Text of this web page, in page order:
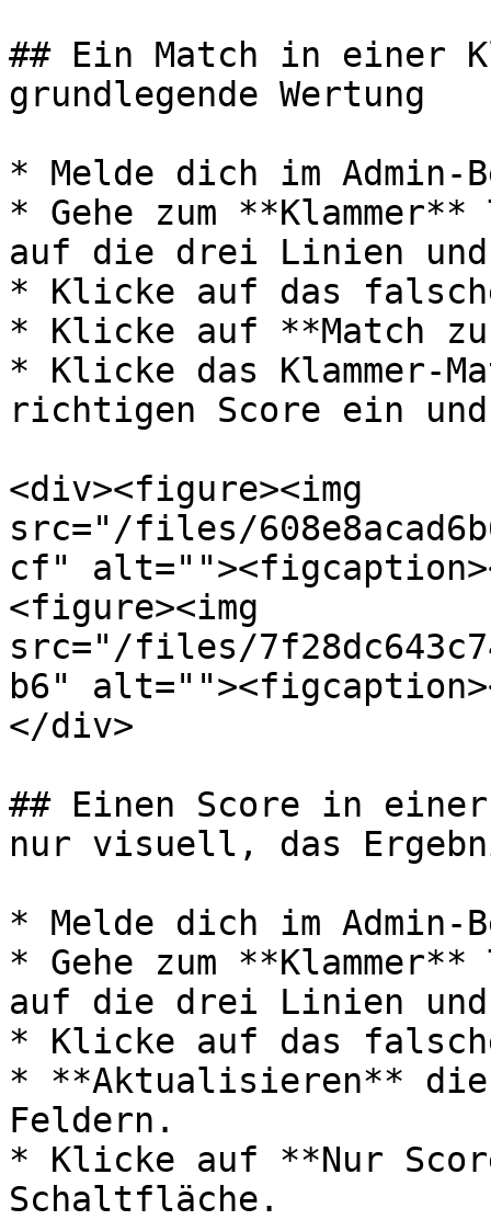
## Ein Match in einer
grundlegende Wertung
* Melde dich im Admin-
* Gehe zum
auf die drei Linien und
* Klicke auf das
* Klicke auf **Match
* Klicke das Klammer-
richtigen Score ein
<div><figure><img
src="/files/
cf"
<figure><img
src="/files/
b6"
</div>
## Einen Score in
nur visuell, das
* Melde dich im Admin-
* Gehe zum
auf die drei Linien und
* Klicke auf das
* **Aktualisieren** die
Feldern.
* Klicke auf **Nur
Schaltfläche.